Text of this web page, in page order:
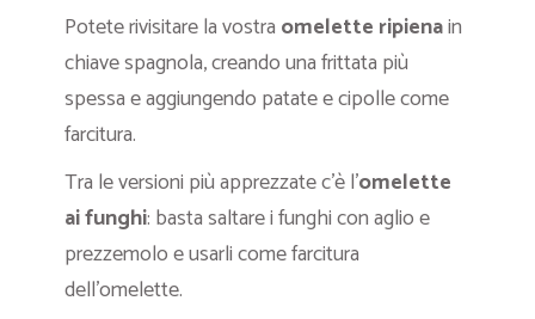
Potete rivisitare la vostra omelette ripienain
chiave spagnola, creando una frittata più
spessa e aggiungendo patate e cipolle come
farcitura.
Tra le versioni più apprezzate c’è l’omelette
ai funghi: basta saltare i funghi con aglio e
prezzemolo e usarli come farcitura
dell’omelette.